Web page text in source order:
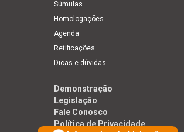
Súmulas
Homologações
Agenda
Retificações
Dicas e dúvidas
Demonstração
Legislação
Fale Conosco
Política de Privacidade